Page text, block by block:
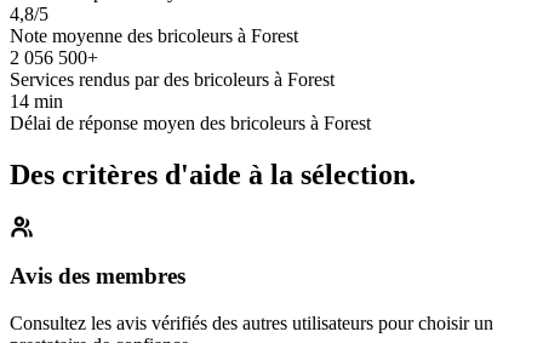
4,8/5
Note moyenne des bricoleurs à Forest
2 056 500+
Services rendus par des bricoleurs à Forest
14 min
Délai de réponse moyen des bricoleurs à Forest
Des critères d'aide à la sélection.
Avis des membres
Consultez les avis vérifiés des autres utilisateurs pour choisir un